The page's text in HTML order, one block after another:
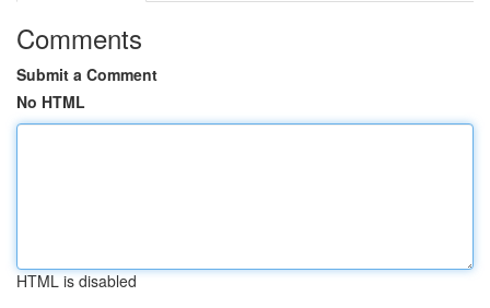
Comments
Submit a Comment
No HTML
HTML is disabled